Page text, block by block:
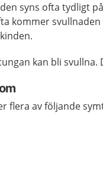
syns ofta tydligt
kommer
kan bli svullna.
flera av följande